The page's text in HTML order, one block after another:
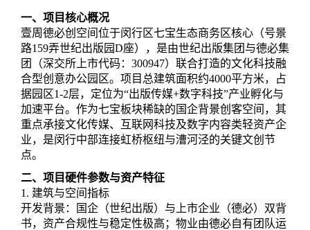
一、项目核心概况
壹周德必创空间位于闵行区七宝生态商务区核心（号景
路159弄世纪出版园D座），是由世纪出版集团与德必集
团（深交所上市代码：300947）联合打造的文化科技融
合型创意办公园区。项目总建筑面积约4000平方米，占
据园区1-2层，定位为“出版传媒+数字科技”产业孵化与
加速平台。作为七宝板块稀缺的国企背景创客空间，其
重点承接文化传媒、互联网科技及数字内容类轻资产企
业，是闵行中部连接虹桥枢纽与漕河泾的关键文创节
点。
二、项目硬件参数与资产特征
1. 建筑与空间指标
开发背景：国企（世纪出版）与上市企业（德必）双背
书，资产合规性与稳定性极高；物业由德必自有团队运